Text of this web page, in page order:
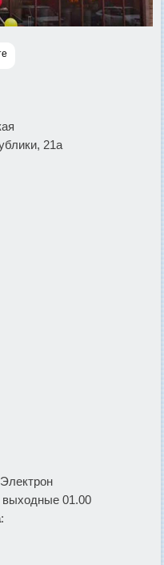
21а
выходные 01.00
: